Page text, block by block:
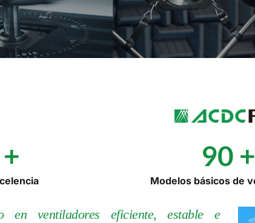
+ 90 +
Modelos básicos de
en ventiladores eficiente, estable e